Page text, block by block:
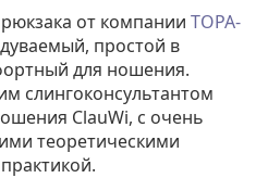
от компании TOPA-
простой в
для ношения.
слингоконсультантом
ClauWi, с очень
теоретическими